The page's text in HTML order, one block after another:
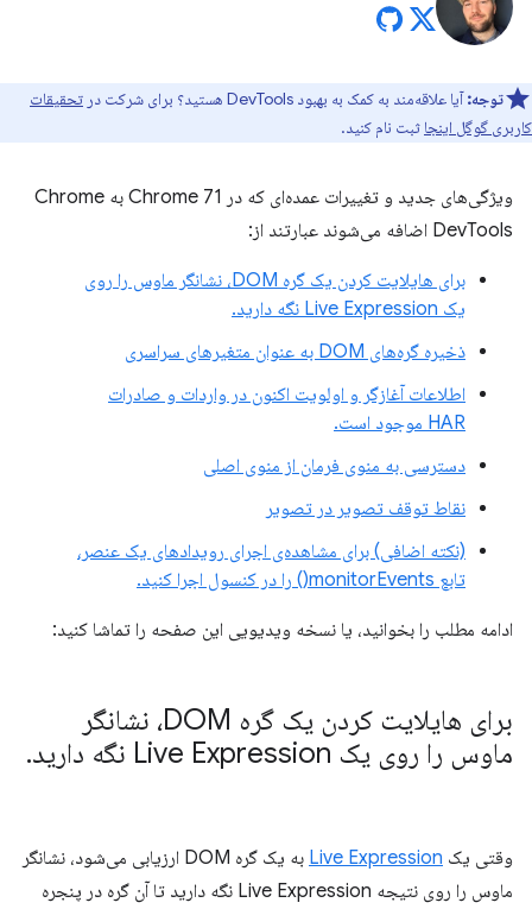
توجه:آیا علاقه‌مند به کمک به بهبود DevTools هستید؟ برای شرکت در
تحقیقات
کاربری گوگل اینجا ثبت نام کنید.
ویژگی‌های جدید و تغییرات عمده‌ای که در Chrome 71 به Chrome
DevTools اضافه می‌شوند عبارتند از:
برای هایلایت کردن یک گره DOM، نشانگر ماوس را روی
یک Live Expression نگه دارید.
ذخیره گره‌های DOM به عنوان متغیرهای سراسری
اطلاعات آغازگر و اولویت اکنون در واردات و صادرات
HAR موجود است.
دسترسی به منوی فرمان از منوی اصلی
نقاط توقف تصویر در تصویر
(نکته اضافی) برای مشاهده‌ی اجرای رویدادهای یک عنصر،
تابع monitorEvents() را در کنسول اجرا کنید.
ادامه مطلب را بخوانید، یا نسخه ویدیویی این صفحه را تماشا کنید:
برای هایلایت کردن یک گره DOM، نشانگر
ماوس را روی یک Live Expression نگه دارید
.
وقتی یک Live Expression
به یک گره DOM ارزیابی می‌شود، نشانگر
ماوس را روی نتیجه Live Expression نگه دارید تا آن گره در پنجره